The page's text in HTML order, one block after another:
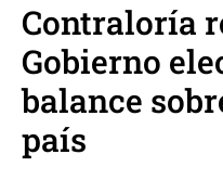
Contraloría
Gobierno
balance
país